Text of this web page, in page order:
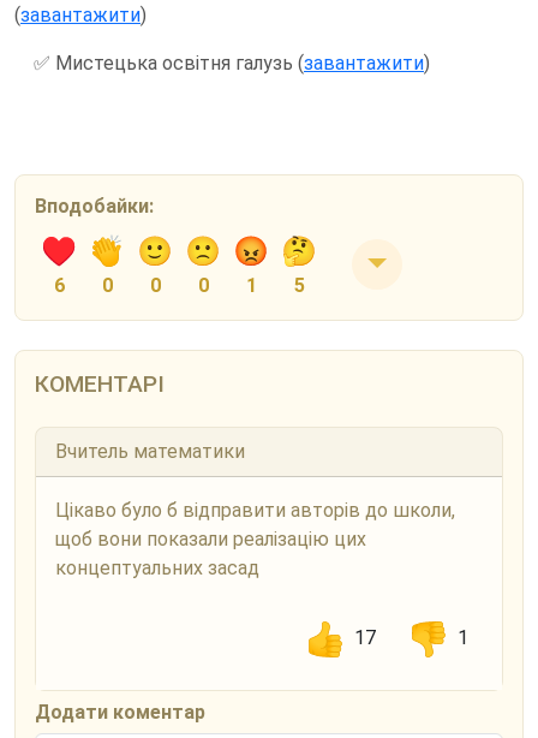
(завантажити)
✅ Мистецька освітня галузь (завантажити)
Вподобайки:
6 0 0 0 1 5
КОМЕНТАРІ
Вчитель математики
Цікаво було б відправити авторів до школи,
щоб вони показали реалізацію цих
концептуальних засад
17 1
Додати коментар